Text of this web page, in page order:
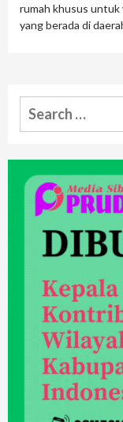
rumah khusus untuk
yang berada di